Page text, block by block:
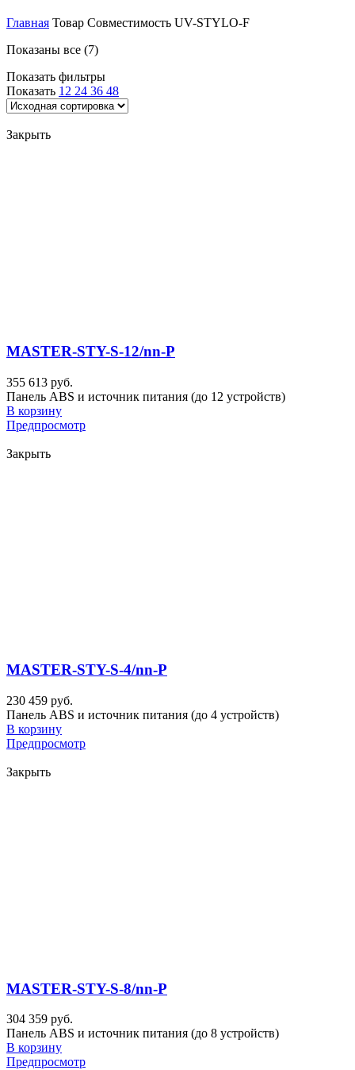
Главная Товар Совместимость UV-STYLO-F
Показаны все (7)
Показать фильтры
Показать 12 24 36 48
Закрыть
MASTER-STY-S-12/nn-P
355 613 руб.
Панель ABS и источник питания (до 12 устройств)
В корзину
Предпросмотр
Закрыть
MASTER-STY-S-4/nn-P
230 459 руб.
Панель ABS и источник питания (до 4 устройств)
В корзину
Предпросмотр
Закрыть
MASTER-STY-S-8/nn-P
304 359 руб.
Панель ABS и источник питания (до 8 устройств)
В корзину
Предпросмотр